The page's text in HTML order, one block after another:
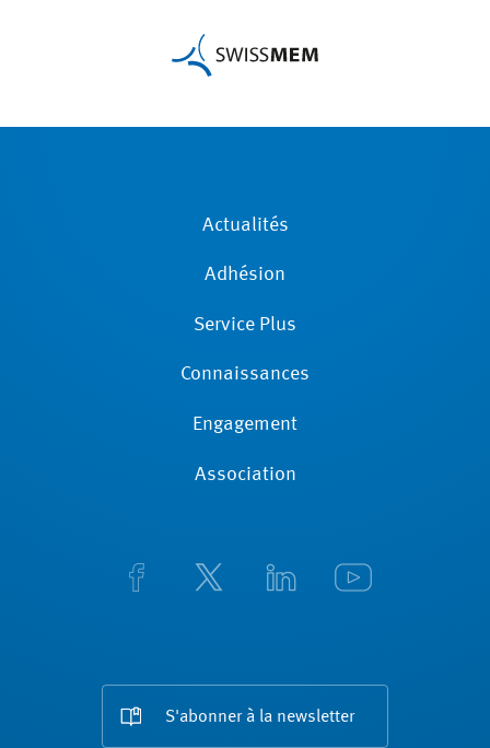
Actualités
Adhésion
Service Plus
Connaissances
Engagement
Association
S'abonner à la newsletter